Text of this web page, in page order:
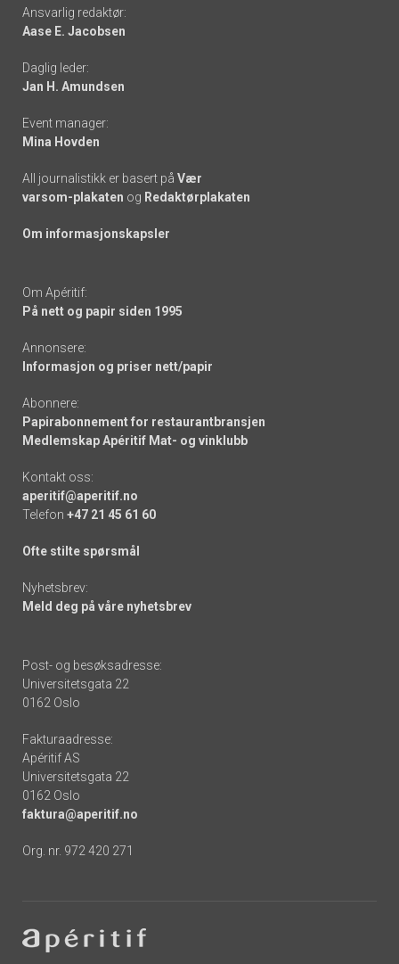
-
links
Ansvarlig redaktør:
Aase E. Jacobsen
Daglig leder:
Jan H. Amundsen
Event manager:
Mina Hovden
All journalistikk er basert på Vær
varsom-plakaten og Redaktørplakaten
Om informasjonskapsler
Om Apéritif:
På nett og papir siden 1995
Annonsere:
Informasjon og priser nett/papir
Abonnere:
Papirabonnement for restaurantbransjen
Medlemskap Apéritif Mat- og vinklubb
Kontakt oss:
aperitif@aperitif.no
Telefon +47 21 45 61 60
Ofte stilte spørsmål
Nyhetsbrev:
Meld deg på våre nyhetsbrev
Post- og besøksadresse:
Universitetsgata 22
0162 Oslo
Fakturaadresse:
Apéritif AS
Universitetsgata 22
0162 Oslo
faktura@aperitif.no
Org. nr. 972 420 271
-